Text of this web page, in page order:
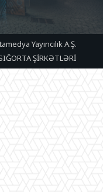
Yayıncılık A.Ş.
ŞİRKƏTLƏRİ